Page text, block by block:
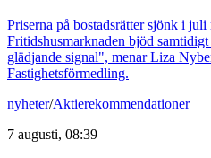
Priserna på bostadsrätter sjönk i
Fritidshusmarknaden bjöd
glädjande signal", menar Liza
Fastighetsförmedling.
nyheter/Aktierekommendationer
7 augusti, 08:39